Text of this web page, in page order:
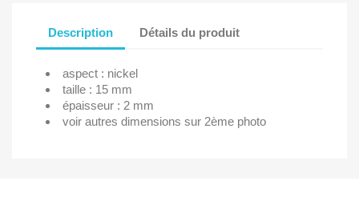
Description Détails du produit
aspect : nickel
taille : 15 mm
épaisseur : 2 mm
voir autres dimensions sur 2ème photo